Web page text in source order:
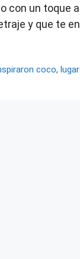
con un toque
y que te
coco,